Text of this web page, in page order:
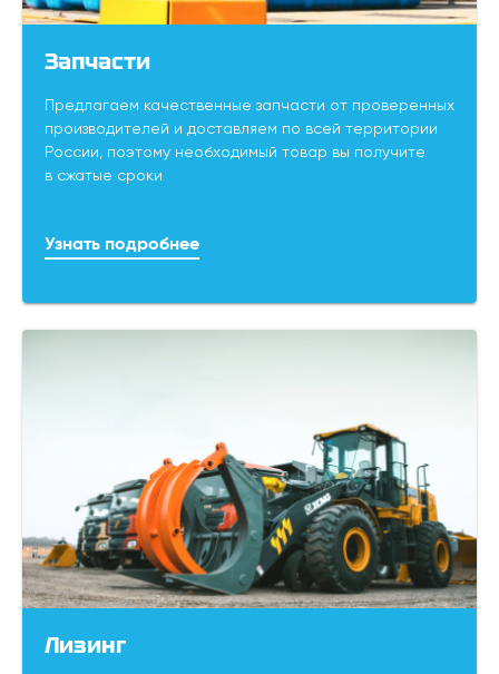
Запчасти
Предлагаем качественные запчасти от проверенных
производителей и доставляем по всей территории
России, поэтому необходимый товар вы получите
в сжатые сроки
Узнать подробнее
Лизинг